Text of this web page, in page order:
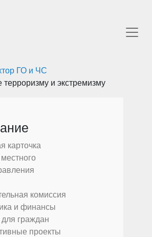
ГО и ЧС
терроризму и экстремизму
карточка
комиссия
и финансы
граждан
проекты